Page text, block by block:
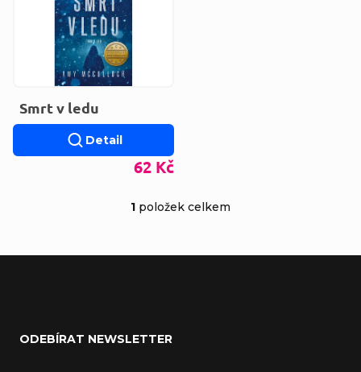
Smrt v ledu
62 Kč
Detail
1 položek celkem
ODEBÍRAT NEWSLETTER